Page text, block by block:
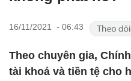
16/11/2021 - 06:43
Theo chuyên gia,
tài khoá và tiền tệ cho